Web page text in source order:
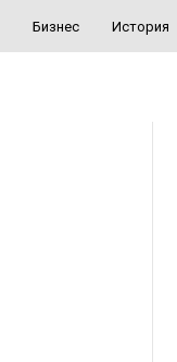
Бизнес История